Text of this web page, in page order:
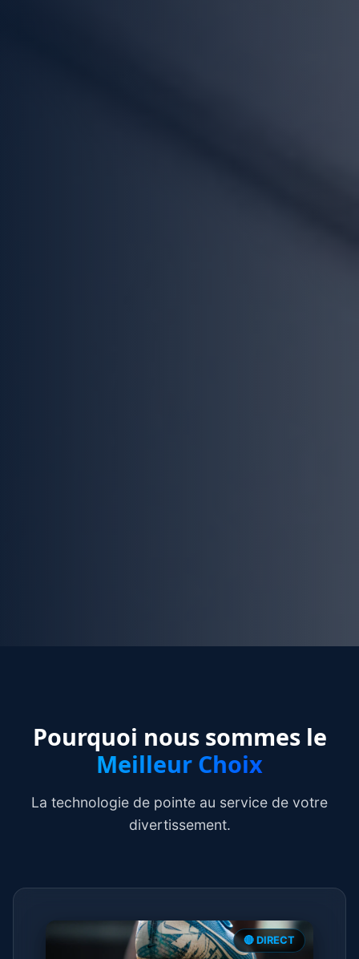
Pourquoi nous sommes le
Meilleur Choix
La technologie de pointe au service de votre
divertissement.
🔴 DIRECT